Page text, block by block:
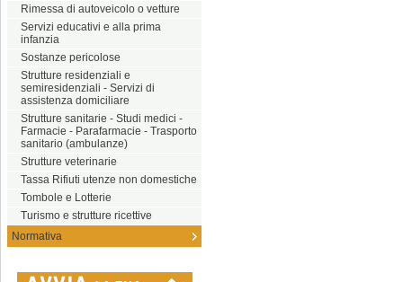
Rimessa di autoveicolo o vetture
Servizi educativi e alla prima
infanzia
Sostanze pericolose
Strutture residenziali e
semiresidenziali - Servizi di
assistenza domiciliare
Strutture sanitarie - Studi medici -
Farmacie - Parafarmacie - Trasporto
sanitario (ambulanze)
Strutture veterinarie
Tassa Rifiuti utenze non domestiche
Tombole e Lotterie
Turismo e strutture ricettive
Normativa